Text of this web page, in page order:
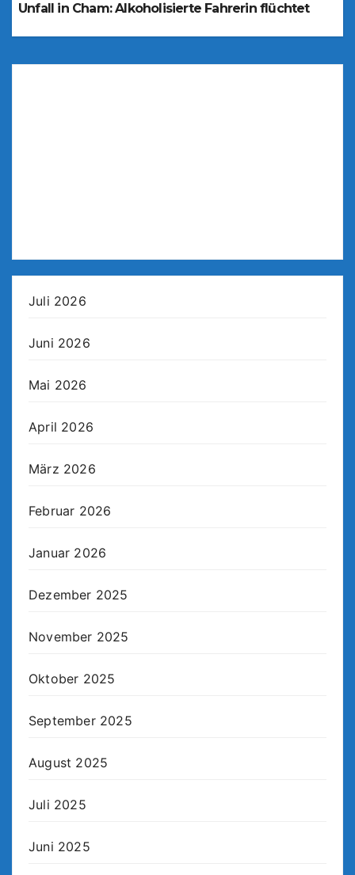
Unfall in Cham: Alkoholisierte Fahrerin flüchtet
Juli 2026
Juni 2026
Mai 2026
April 2026
März 2026
Februar 2026
Januar 2026
Dezember 2025
November 2025
Oktober 2025
September 2025
August 2025
Juli 2025
Juni 2025